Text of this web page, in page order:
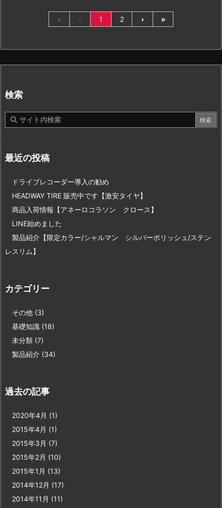
« ‹ 1 2 › »
検索
最近の投稿
ドライブレコーダー導入の勧め
HEADWAY TIRE 販売中です【激安タイヤ】
商品入荷情報【アネーロコラソン クロース】
LINE始めました
製品紹介【限定カラー/シャルマン シルバーポリッシュ/ステン
レスリム】
カテゴリー
その他 (3)
基礎知識 (18)
未分類 (7)
製品紹介 (34)
過去の記事
2020年4月 (1)
2015年4月 (1)
2015年3月 (7)
2015年2月 (10)
2015年1月 (13)
2014年12月 (17)
2014年11月 (11)